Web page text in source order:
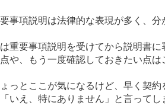
事項説明は法律的な表現が多く、分
重要事項説明を受けてから説明書
や、もう一度確認しておきたい点
っとここが気になるけど、早く契
いえ、特にありません」と言ってし